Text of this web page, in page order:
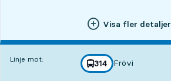
Visa fler detaljer
Linje mot: linje
314
mot
Frövi
,